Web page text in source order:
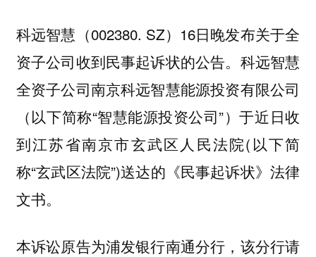
科远智慧（002380. SZ）16日晚发布关于全
资子公司收到民事起诉状的公告。科远智慧
全资子公司南京科远智慧能源投资有限公司
（以下简称“智慧能源投资公司”）于近日收
到江苏省南京市玄武区人民法院(以下简
称“玄武区法院”)送达的《民事起诉状》法律
文书。
本诉讼原告为浦发银行南通分行，该分行请